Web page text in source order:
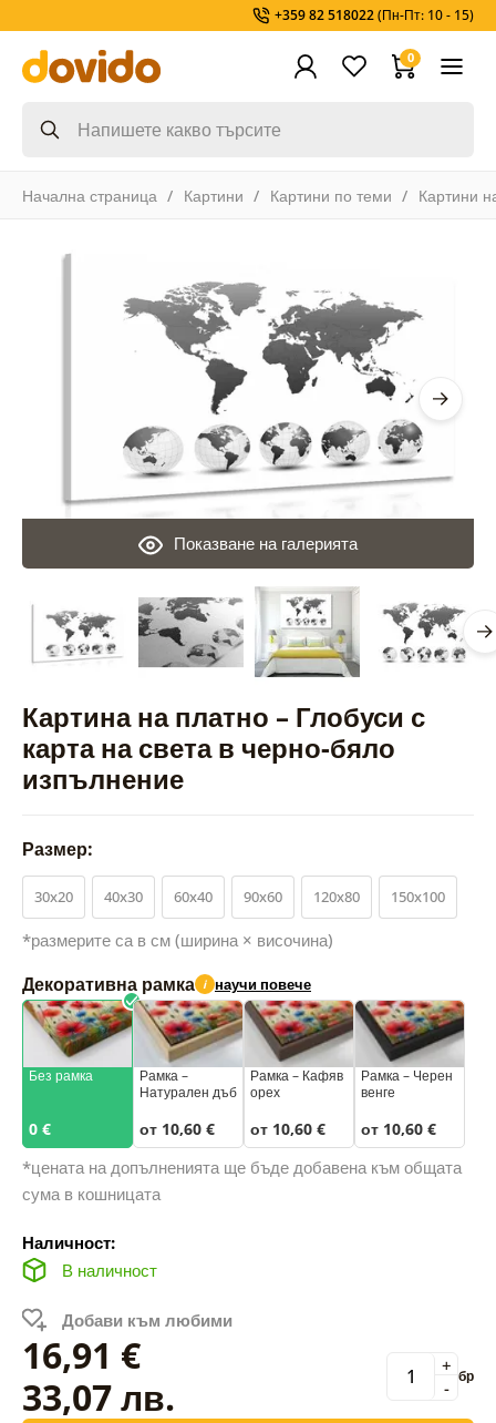
+359 82 518022(Пн-Пт: 10 - 15)
0
Начална страница Картини Картини по теми Картини
Картина на платно – Глобуси с
карта на света в черно-бяло
изпълнение
Показване на галерията
Размер:
30x20 40x30 60x40 90x60 120x80 150x100
*размерите са в см (ширина × височина)
Декоративна рамка i научи повече
Без рамка
0 €
Рамка –
Натурален дъб
от 10,60 €
Рамка – Кафяв
орех
от 10,60 €
Рамка – Черен
венге
от 10,60 €
*цената на допълненията ще бъде добавена към общата
сума в кошницата
Наличност:
В наличност
Добави към любими
16,91 €
33,07 лв.
-
+ бр